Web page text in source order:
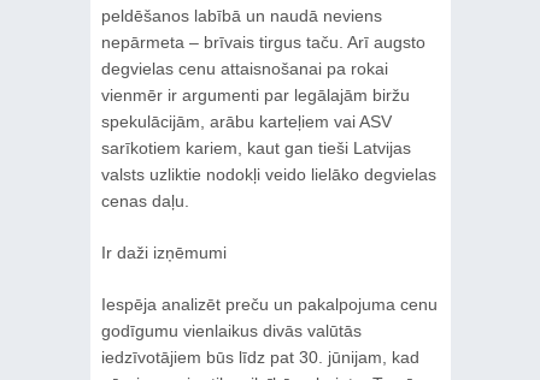
peldēšanos labībā un naudā neviens
nepārmeta – brīvais tirgus taču. Arī augsto
degvielas cenu attaisnošanai pa rokai
vienmēr ir argumenti par legālajām biržu
spekulācijām, arābu karteļiem vai ASV
sarīkotiem kariem, kaut gan tieši Latvijas
valsts uzliktie nodokļi veido lielāko degvielas
cenas daļu.
Ir daži izņēmumi
Iespēja analizēt preču un pakalpojuma cenu
godīgumu vienlaikus divās valūtās
iedzīvotājiem būs līdz pat 30. jūnijam, kad